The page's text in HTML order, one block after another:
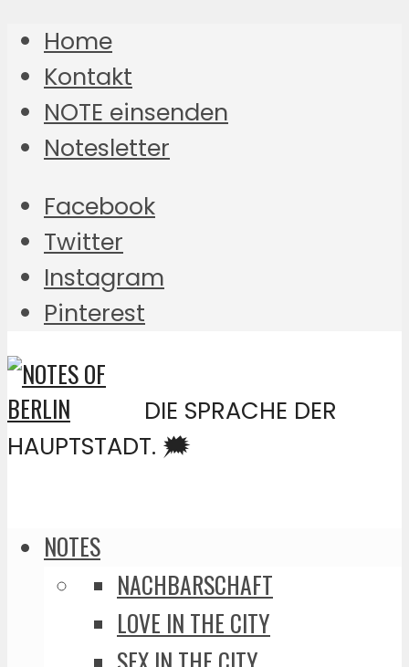
Home
Kontakt
NOTE einsenden
Notesletter
Facebook
Twitter
Instagram
Pinterest
DIE SPRACHE DER
HAUPTSTADT. 🗯️
NOTES
NACHBARSCHAFT
LOVE IN THE CITY